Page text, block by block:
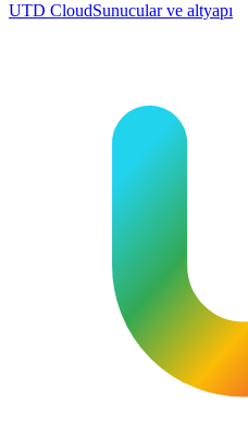
UTD CloudSunucular ve altyapı